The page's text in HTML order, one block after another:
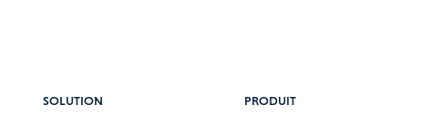
SOLUTION PRODUIT